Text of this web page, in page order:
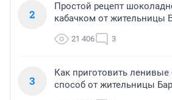
2
Простой рецепт
кабачком от жительницы
21 406 3
3
Как приготовить
способ от жительницы